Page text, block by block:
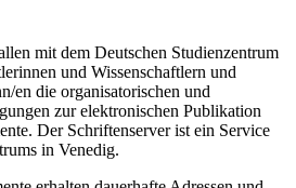
mit dem Deutschen Studienzentrum
und Wissenschaftlern und
en die organisatorischen und
zur elektronischen Publikation
Der Schriftenserver ist ein Service
in Venedig.